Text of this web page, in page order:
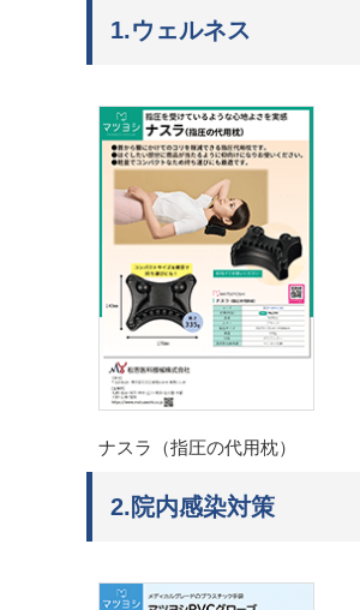
1.ウェルネス
ナスラ（指圧の代用枕）
2.院内感染対策